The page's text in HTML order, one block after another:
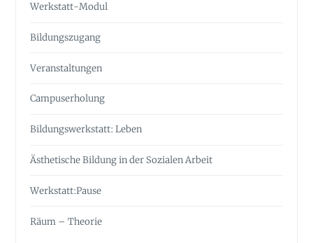
Werkstatt-Modul
Bildungszugang
Veranstaltungen
Campuserholung
Bildungswerkstatt: Leben
Ästhetische Bildung in der Sozialen Arbeit
Werkstatt:Pause
Räum – Theorie